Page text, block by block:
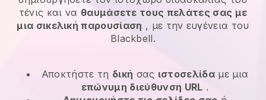
τένις και να θαυμάσετε τους πελάτες σας με
μια σικελική παρουσίαση , με την ευγένεια του
Blackbell.
Αποκτήστε τη δική σας ιστοσελίδα με μια
επώνυμη διεύθυνση URL .